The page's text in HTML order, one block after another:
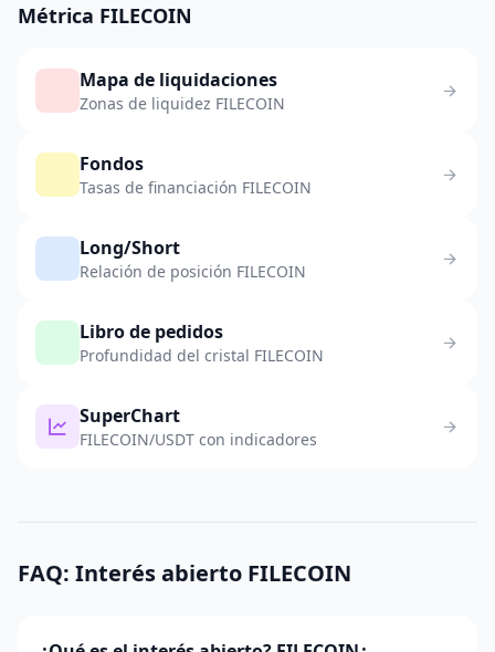
Métrica FILECOIN
Mapa de liquidaciones
Zonas de liquidez FILECOIN
Fondos
Tasas de financiación FILECOIN
Long/Short
Relación de posición FILECOIN
Libro de pedidos
Profundidad del cristal FILECOIN
SuperChart
FILECOIN/USDT con indicadores
FAQ: Interés abierto FILECOIN